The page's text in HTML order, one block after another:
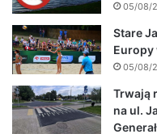
05/08/
Stare
Europy
05/08/
Trwają
na ul.